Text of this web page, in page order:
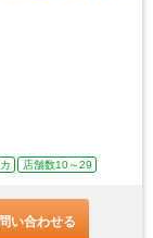
店舗数10～29
い合わせる